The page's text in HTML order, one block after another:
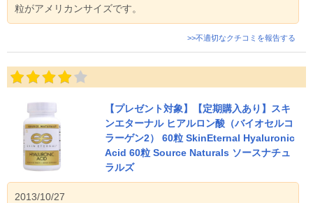
粒がアメリカンサイズです。
>>不適切なクチコミを報告する
【プレゼント対象】【定期購入あり】スキ
ンエターナル ヒアルロン酸（バイオセルコ
ラーゲン2） 60粒 SkinEternal Hyaluronic
Acid 60粒 Source Naturals ソースナチュ
ラルズ
2013/10/27